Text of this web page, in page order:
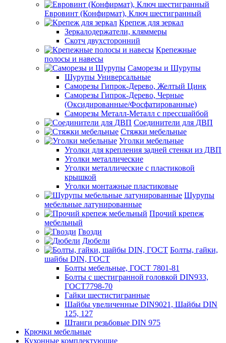
Евровинт (Конфирмат), Ключ шестигранный
Крепеж для зеркал
Зеркалодержатели, кляммеры
Скотч двухсторонний
Крепежные
полосы и навесы
Саморезы и Шурупы
Шурупы Универсальные
Саморезы Гипрок-Дерево, Желтый Цинк
Саморезы Гипрок-Дерево, Черные
(Оксидированные/Фосфатированные)
Саморезы Металл-Металл с прессшайбой
Соединители для ДВП
Стяжки мебельные
Уголки мебельные
Уголки для крепления задней стенки из ДВП
Уголки металлические
Уголки металлические с пластиковой
крышкой
Уголки монтажные пластиковые
Шурупы
мебельные латунированные
Прочий крепеж
мебельный
Гвозди
Дюбели
Болты, гайки,
шайбы DIN, ГОСТ
Болты мебельные, ГОСТ 7801-81
Болты с шестигранной головкой DIN933,
ГОСТ7798-70
Гайки шестистигранные
Шайбы увеличенные DIN9021, Шайбы DIN
125, 127
Штанги резьбовые DIN 975
Крючки мебельные
Кухонные комплектующие